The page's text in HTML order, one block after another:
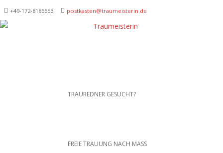
+49-172-­8185553 postkasten@traumeisterin.de
Traurednerein München,
Leidenschaft
SKIP TO CONTENT
TRAUREDNER GESUCHT?
FREIE TRAUUNG NACH MASS